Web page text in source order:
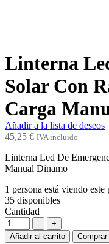
Linterna
Solar Con
Carga
Añadir a la lista de deseos
45,25 € IVA incluido
Linterna Led De
Manual Dinamo
1 persona está viendo
35 disponibles
Cantidad
-
+
Añadir al carrito